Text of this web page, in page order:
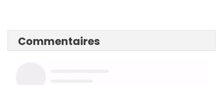
Commentaires